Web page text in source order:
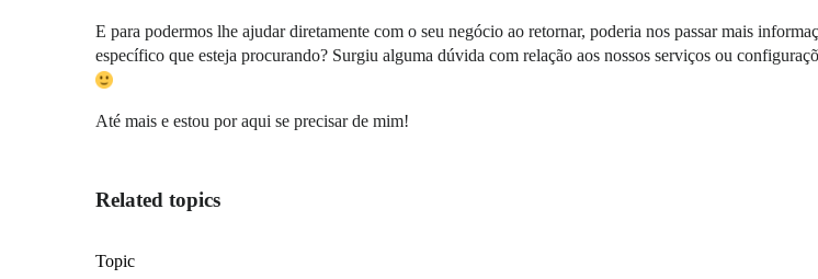
E para podermos lhe ajudar diretamente com o seu negócio ao retornar, poderia nos passar mais
específico que esteja procurando? Surgiu alguma dúvida com relação aos nossos serviços ou
Até mais e estou por aqui se precisar de mim!
Related topics
Topic